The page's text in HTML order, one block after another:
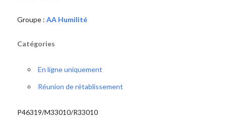
Groupe : AA Humilité
Catégories
En ligne uniquement
Réunion de rétablissement
P46319/M33010/R33010